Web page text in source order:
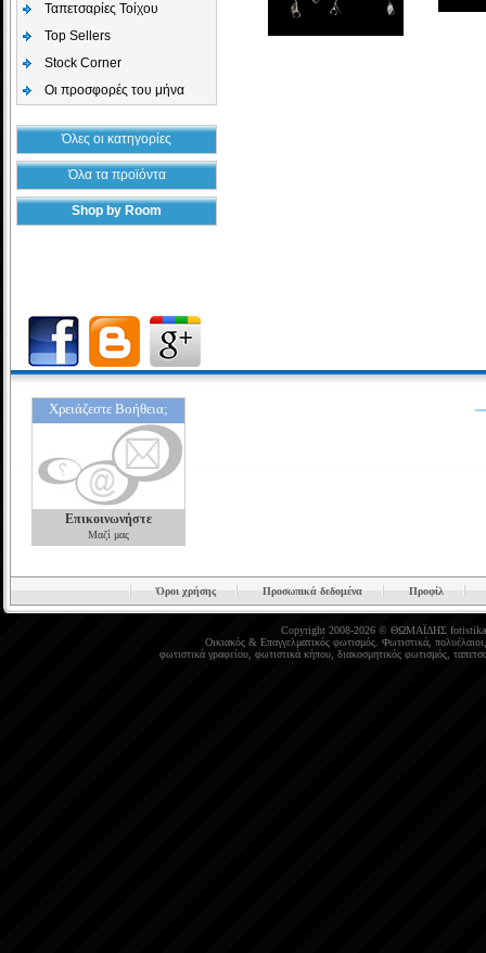
Ταπετσαρίες Τοίχου
Top Sellers
Stock Corner
Οι προσφορές του μήνα
Όλες οι κατηγορίες
Όλα τα προϊόντα
Shop by Room
Χρειάζεστε Βοήθεια;
Επικοινωνήστε
Μαζί μας
Όροι χρήσης Προσωπικά δεδομένα Προφίλ
Copyright 2008-2026 © ΘΩΜΑΪΔΗΣ
Οικιακός& Επαγγελματικός φωτισμός. Φωτιστικά, πολυέλαιοι
φωτιστικά γραφείου, φωτιστικά κήπου, διακοσμητικός φωτισμός,